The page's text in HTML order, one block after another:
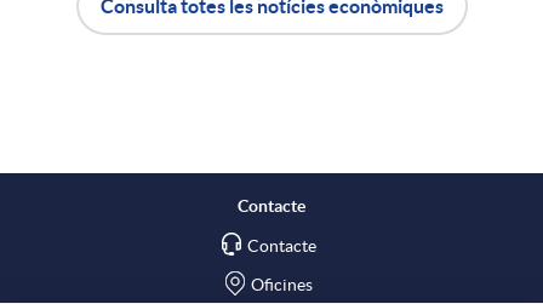
a
Consulta totes les notícies econòmiques
Contacte
Contacte
Oficines